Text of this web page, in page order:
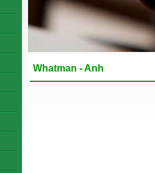
Whatman - Anh